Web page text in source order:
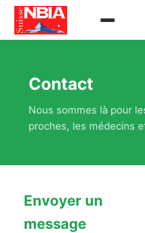
Contact
Nous sommes là pour
proches, les médecins
Envoyer un
message